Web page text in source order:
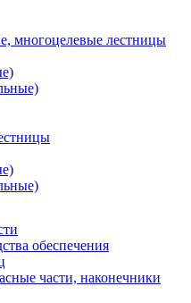
многоцелевые лестницы
обеспечения
части, наконечники